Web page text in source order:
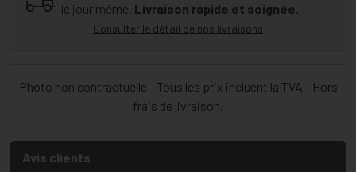
le jour même. Livraison rapide et soignée.
Consulter le détail de nos livraisons
Photo non contractuelle - Tous les prix incluent la TVA - Hors
frais de livraison.
Avis clients